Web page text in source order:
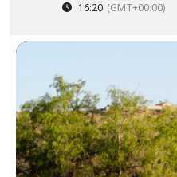
16:20 (GMT+00:00)